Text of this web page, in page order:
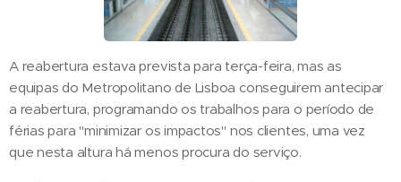
A reabertura estava prevista para terça-feira, mas as
equipas do Metropolitano de Lisboa conseguirem antecipar
a reabertura, programando os trabalhos para o período de
férias para "minimizar os impactos" nos clientes, uma vez
que nesta altura há menos procura do serviço.